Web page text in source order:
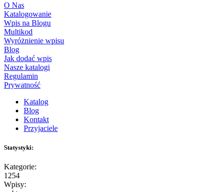
O Nas
Katalogowanie
Wpis na Blogu
Multikod
Wyróżnienie wpisu
Blog
Jak dodać wpis
Nasze katalogi
Regulamin
Prywatność
Katalog
Blog
Kontakt
Przyjaciele
Statystyki:
Kategorie:
1254
Wpisy: